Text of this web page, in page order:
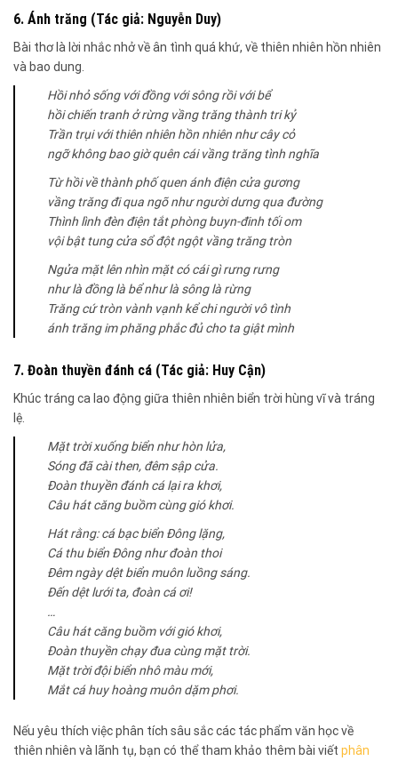
6. Ánh trăng (Tác giả: Nguyễn Duy)
Bài thơ là lời nhắc nhở về ân tình quá khứ, về thiên nhiên hồn nhiên
và bao dung.
Hồi nhỏ sống với đồng với sông rồi với bể
hồi chiến tranh ở rừng vầng trăng thành tri kỷ
Trần trụi với thiên nhiên hồn nhiên như cây cỏ
ngỡ không bao giờ quên cái vầng trăng tình nghĩa
Từ hồi về thành phố quen ánh điện cửa gương
vầng trăng đi qua ngõ như người dưng qua đường
Thình lình đèn điện tắt phòng buyn-đinh tối om
vội bật tung cửa sổ đột ngột vầng trăng tròn
Ngửa mặt lên nhìn mặt có cái gì rưng rưng
như là đồng là bể như là sông là rừng
Trăng cứ tròn vành vạnh kể chi người vô tình
ánh trăng im phăng phắc đủ cho ta giật mình
7. Đoàn thuyền đánh cá (Tác giả: Huy Cận)
Khúc tráng ca lao động giữa thiên nhiên biển trời hùng vĩ và tráng
lệ.
Mặt trời xuống biển như hòn lửa,
Sóng đã cài then, đêm sập cửa.
Đoàn thuyền đánh cá lại ra khơi,
Câu hát căng buồm cùng gió khơi.
Hát rằng: cá bạc biển Đông lặng,
Cá thu biển Đông như đoàn thoi
Đêm ngày dệt biển muôn luồng sáng.
Đến dệt lưới ta, đoàn cá ơi!
…
Câu hát căng buồm với gió khơi,
Đoàn thuyền chạy đua cùng mặt trời.
Mặt trời đội biển nhô màu mới,
Mắt cá huy hoàng muôn dặm phơi.
Nếu yêu thích việc phân tích sâu sắc các tác phẩm văn học về
thiên nhiên và lãnh tụ, bạn có thể tham khảo thêm bài viết phân